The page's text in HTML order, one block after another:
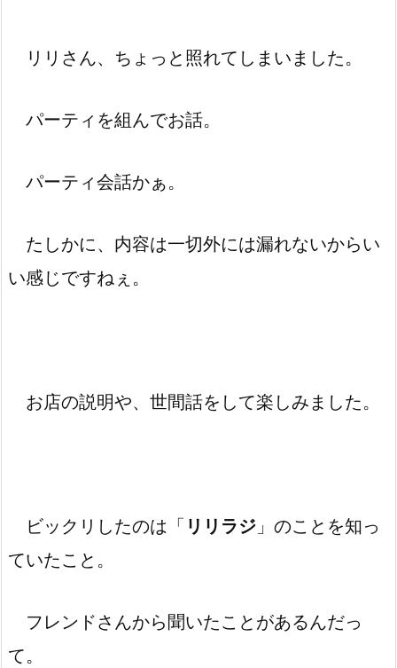
リリさん、ちょっと照れてしまいました。
パーティを組んでお話。
パーティ会話かぁ。
たしかに、内容は一切外には漏れないからい
い感じですねぇ。
お店の説明や、世間話をして楽しみました。
ビックリしたのは「 リリラジ 」のことを知っ
ていたこと。
フレンドさんから聞いたことがあるんだっ
て。